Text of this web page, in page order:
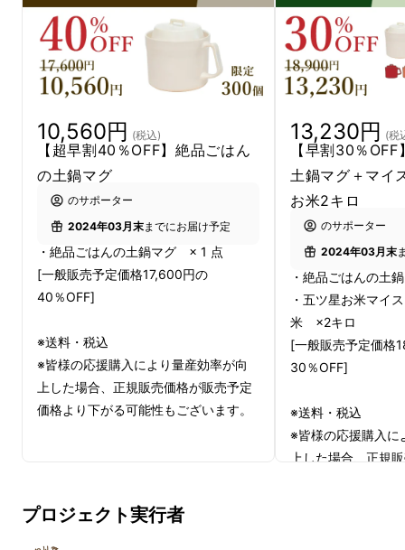
10,560円 (税込)
【超早割40％OFF】絶品ごはん
の土鍋マグ
のサポーター
2024年03月末までにお届け予定
・絶品ごはんの土鍋マグ × 1 点
[一般販売予定価格17,600円の
40％OFF]
※送料・税込
※皆様の応援購入により量産効率が向
上した場合、正規販売価格が販売予定
価格より下がる可能性もございます。
13,230円 (税
【早割30％
土鍋マグ＋マイ
お米2キロ
のサポーター
2024年03月末
・絶品ごはんの土
・五ツ星お米マイ
米 ×2キロ
[一般販売予定価格
30％OFF]
※送料・税込
※皆様の応援購入に
上した場合、正規
プロジェクト実行者